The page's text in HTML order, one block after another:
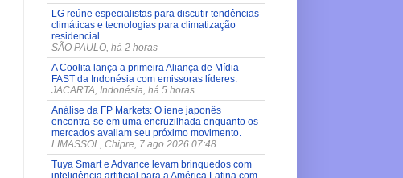
LG reúne especialistas para discutir tendências
climáticas e tecnologias para climatização
residencial
SÃO PAULO, há 2 horas
A Coolita lança a primeira Aliança de Mídia
FAST da Indonésia com emissoras líderes.
JACARTA, Indonésia, há 5 horas
Análise da FP Markets: O iene japonês
encontra-se em uma encruzilhada enquanto os
mercados avaliam seu próximo movimento.
LIMASSOL, Chipre, 7 ago 2026 07:48
Tuya Smart e Advance levam brinquedos com
inteligência artificial para a América Latina com